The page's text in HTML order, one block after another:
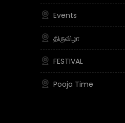
Events
திருவிழா
FESTIVAL
Pooja Time